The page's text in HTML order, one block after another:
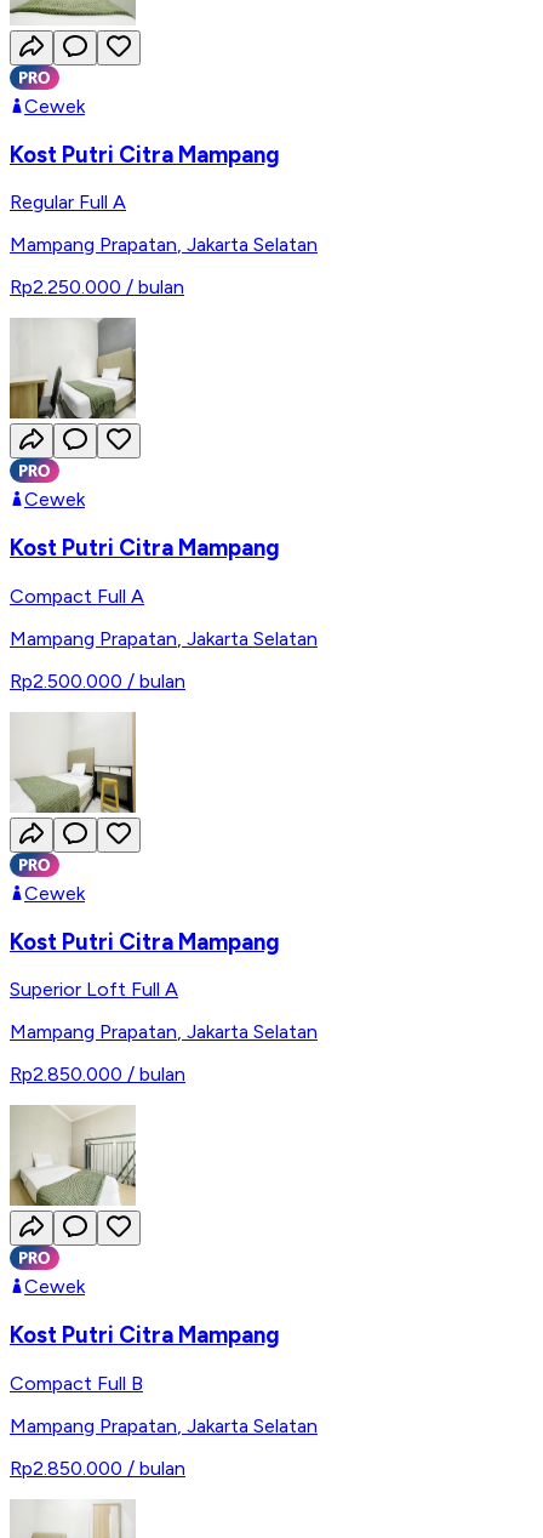
Cewek
Kost Putri Citra Mampang
Regular Full A
Mampang Prapatan, Jakarta Selatan
Rp2.250.000 / bulan
Cewek
Kost Putri Citra Mampang
Compact Full A
Mampang Prapatan, Jakarta Selatan
Rp2.500.000 / bulan
Cewek
Kost Putri Citra Mampang
Superior Loft Full A
Mampang Prapatan, Jakarta Selatan
Rp2.850.000 / bulan
Cewek
Kost Putri Citra Mampang
Compact Full B
Mampang Prapatan Jakarta Selatan
Rp2.850.000 / bulan